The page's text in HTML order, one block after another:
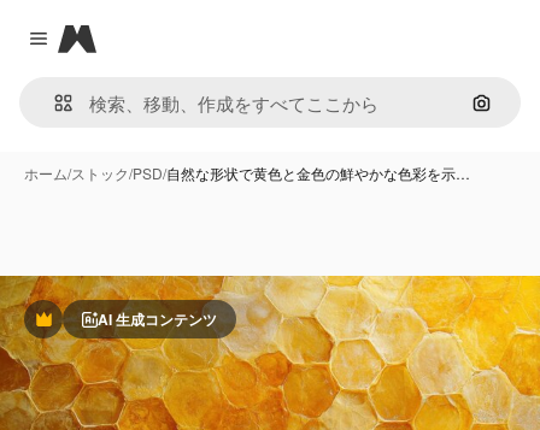
Close menu
Magnific
画像で
ホーム/ストック/PSD/自然な形状で黄色と金色の鮮やかな色彩を示…
PremiumAI 生成コンテンツ